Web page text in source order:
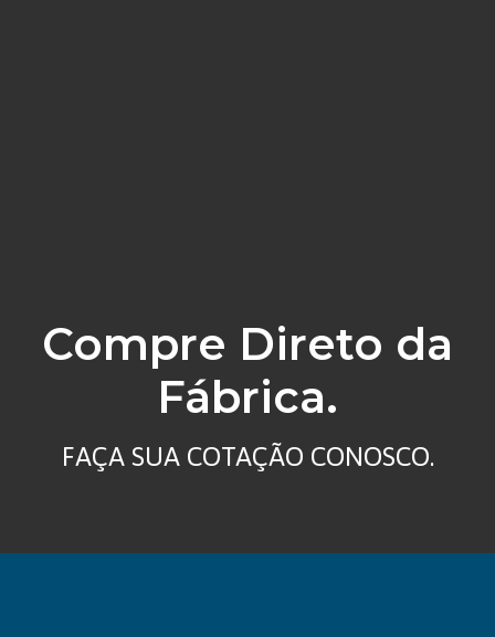
Compre Direto da
Fábrica.
FAÇA SUA COTAÇÃO CONOSCO.